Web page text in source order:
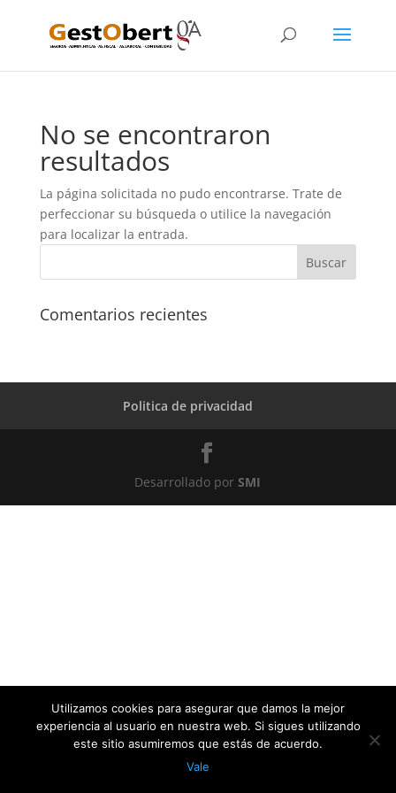
No se encontraron
resultados
La página solicitada no pudo encontrarse. Trate de
perfeccionar su búsqueda o utilice la navegación
para localizar la entrada.
Comentarios recientes
Politica de privacidad
Desarrollado porSMI
Utilizamos cookies para asegurar que damos la mejor
experiencia al usuario en nuestra web. Si sigues utilizando
este sitio asumiremos que estás de acuerdo.
Vale